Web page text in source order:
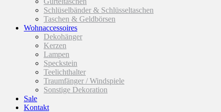
Schlüselbänder & Schlüsseltaschen
Taschen & Geldbörsen
Wohnaccessoires
Dekohänger
Kerzen
Lampen
Speckstein
Teelichthalter
Traumfänger / Windspiele
Sonstige Dekoration
Sale
Kontakt